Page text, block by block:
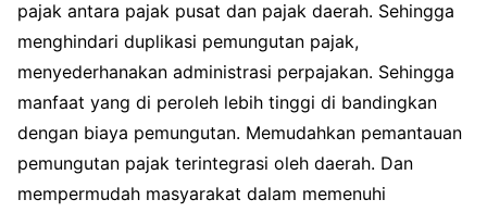
pajak antara pajak pusat dan pajak daerah. Sehingga
menghindari duplikasi pemungutan pajak,
menyederhanakan administrasi perpajakan. Sehingga
manfaat yang di peroleh lebih tinggi di bandingkan
dengan biaya pemungutan. Memudahkan pemantauan
pemungutan pajak terintegrasi oleh daerah. Dan
mempermudah masyarakat dalam memenuhi